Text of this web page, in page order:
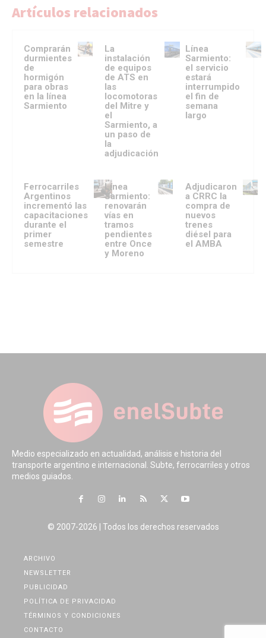
Artículos relacionados
Comprarán
durmientes
de
hormigón
para obras
en la línea
Sarmiento
La
instalación
de equipos
de ATS en
las
locomotoras
del Mitre y
el
Sarmiento, a
un paso de
la
adjudicación
Línea
Sarmiento:
el servicio
estará
interrumpido
el fin de
semana
largo
Ferrocarriles
Argentinos
incrementó las
capacitaciones
durante el
primer
semestre
Línea
Sarmiento:
renovarán
vías en
tramos
pendientes
entre Once
y Moreno
Adjudicaron
a CRRC la
compra de
nuevos
trenes
diésel para
el AMBA
Medio especializado en actualidad, análisis e historia del
transporte argentino e internacional. Subte, ferrocarriles y otros
medios guiados.
© 2007-2026 | Todos los derechos reservados
ARCHIVO
NEWSLETTER
PUBLICIDAD
POLÍTICA DE PRIVACIDAD
TÉRMINOS Y CONDICIONES
CONTACTO